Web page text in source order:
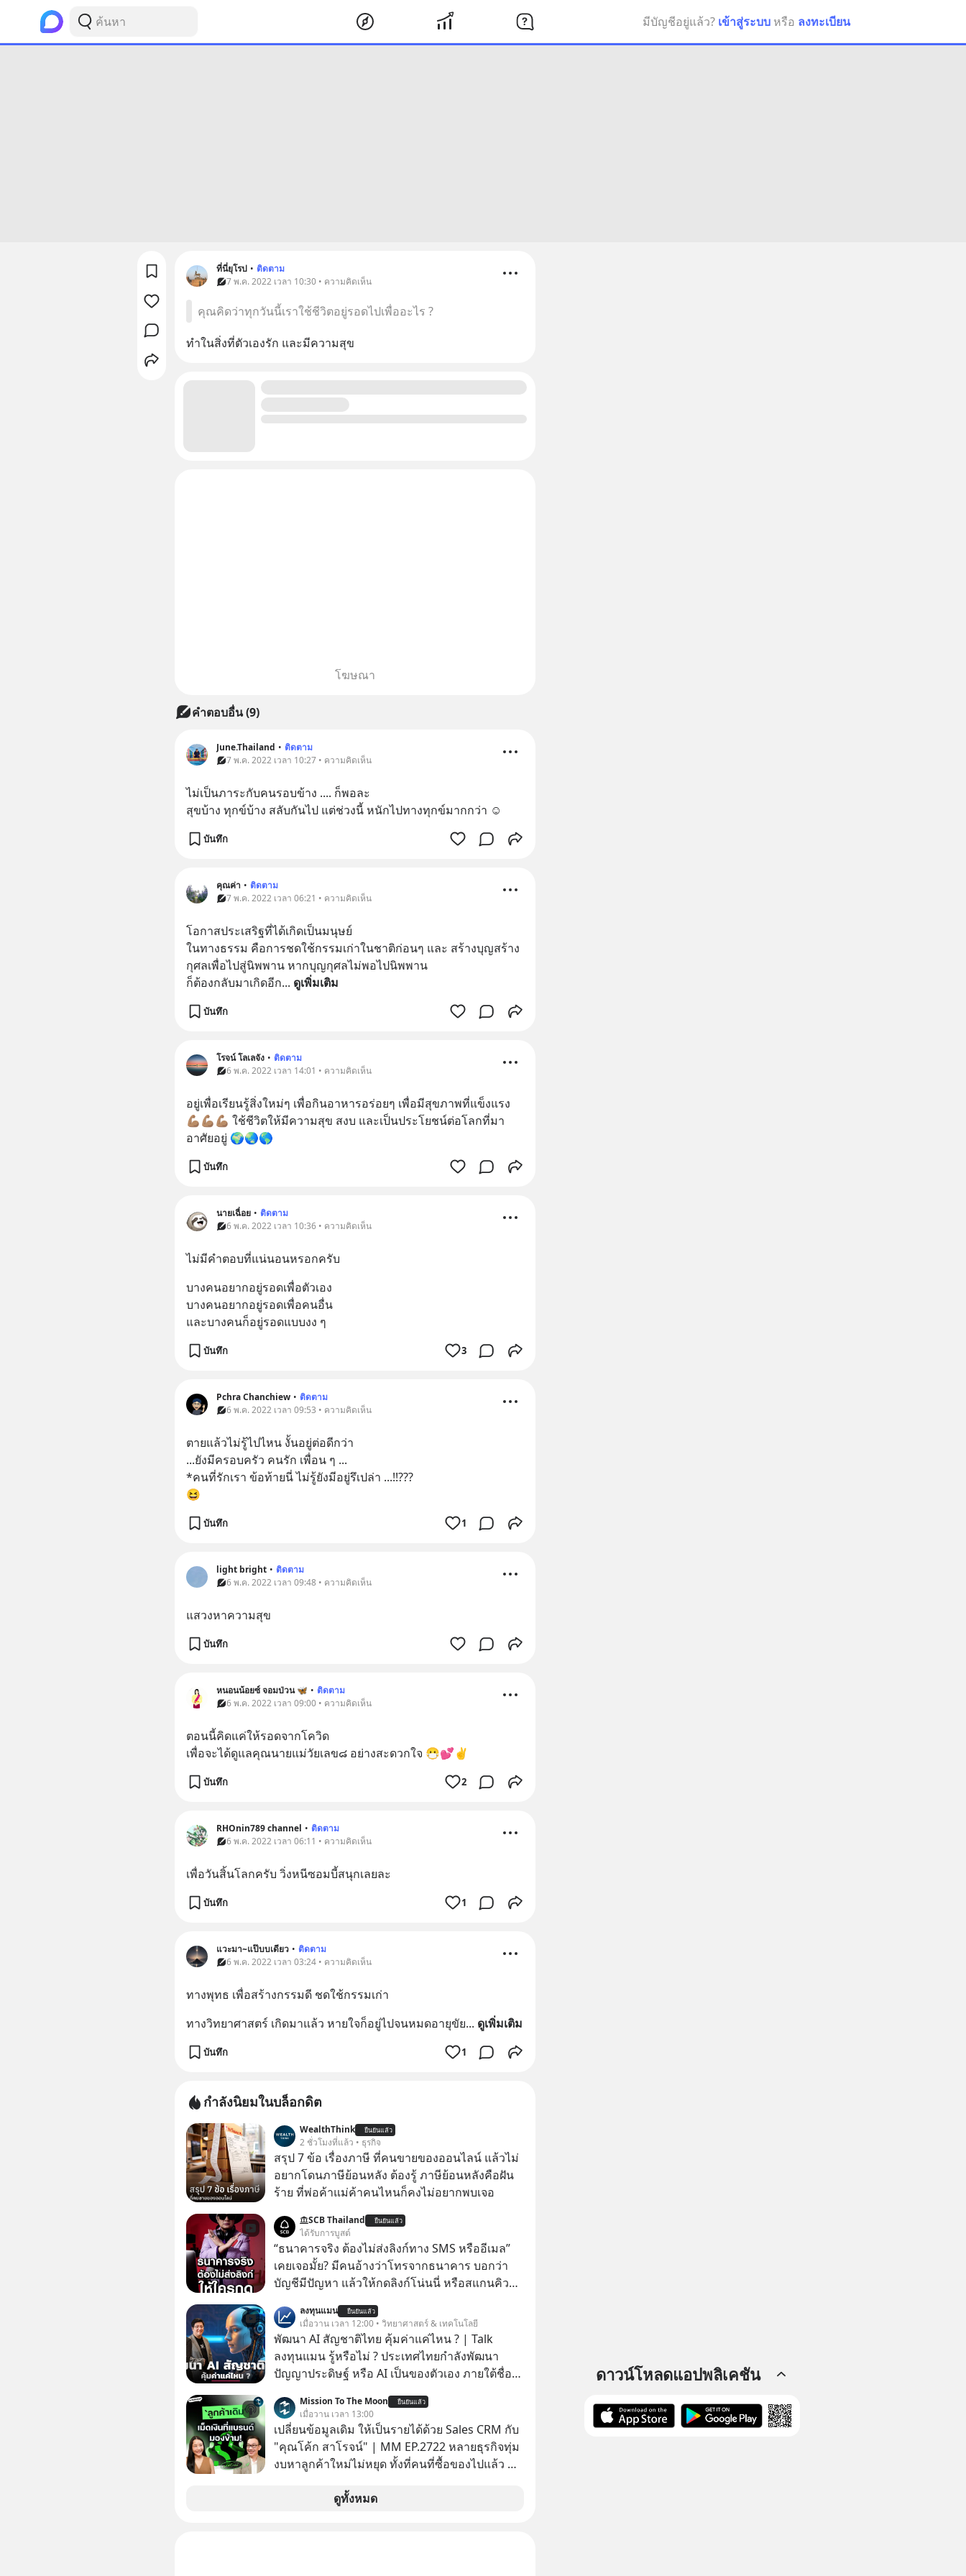
มีบัญชีอยู่แล้ว? เข้าสู่ระบบ หรือ ลงทะเบียน
ที่นี่ยุโรป • ติดตาม
7 พ.ค. 2022 เวลา 10:30 • ความคิดเห็น
คุณคิดว่าทุกวันนี้เราใช้ชีวิตอยู่รอดไปเพื่ออะไร ?
ทำในสิ่งที่ตัวเองรัก และมีความสุข
โฆษณา
คำตอบอื่น(9)
June.Thailand • ติดตาม
7 พ.ค. 2022 เวลา 10:27 • ความคิดเห็น
ไม่เป็นภาระกับคนรอบข้าง .... ก็พอละ
สุขบ้าง ทุกข์บ้าง สลับกันไป แต่ช่วงนี้ หนักไปทางทุกข์มากกว่า ☺️
บันทึก
คุณค่า • ติดตาม
7 พ.ค. 2022 เวลา 06:21 • ความคิดเห็น
โอกาสประเสริฐที่ได้เกิดเป็นมนุษย์
ในทางธรรม คือการชดใช้กรรมเก่าในชาติก่อนๆ และ สร้างบุญสร้าง
กุศลเพื่อไปสู่นิพพาน หากบุญกุศลไม่พอไปนิพพาน
ก็ต้องกลับมาเกิดอีก... ดูเพิ่มเติม
บันทึก
โรจน์ โลเลจัง • ติดตาม
6 พ.ค. 2022 เวลา 14:01 • ความคิดเห็น
อยู่เพื่อเรียนรู้สิ่งใหม่ๆ เพื่อกินอาหารอร่อยๆ เพื่อมีสุขภาพที่แข็งแรง
💪🏽💪🏽💪🏽 ใช้ชีวิตให้มีความสุข สงบ และเป็นประโยชน์ต่อโลกที่มา
อาศัยอยู่ 🌍🌏🌎
บันทึก
นายเฉื่อย • ติดตาม
6 พ.ค. 2022 เวลา 10:36 • ความคิดเห็น
ไม่มีคำตอบที่แน่นอนหรอกครับ
บางคนอยากอยู่รอดเพื่อตัวเอง
บางคนอยากอยู่รอดเพื่อคนอื่น
และบางคนก็อยู่รอดแบบงง ๆ
บันทึก 3
Pchra Chanchiew • ติดตาม
6 พ.ค. 2022 เวลา 09:53 • ความคิดเห็น
ตายแล้วไม่รู้ไปไหน งั้นอยู่ต่อดีกว่า
...ยังมีครอบครัว คนรัก เพื่อน ๆ ...
*คนที่รักเรา ข้อท้ายนี่ ไม่รู้ยังมีอยู่รึเปล่า ...!!???
😆
บันทึก 1
light bright • ติดตาม
6 พ.ค. 2022 เวลา 09:48 • ความคิดเห็น
แสวงหาความสุข
บันทึก
หนอนน้อยซ์ จอมป่วน 🦋 • ติดตาม
6 พ.ค. 2022 เวลา 09:00 • ความคิดเห็น
ตอนนี้คิดแค่ให้รอดจากโควิด
เพื่อจะได้ดูแลคุณนายแม่วัยเลข๘ อย่างสะดวกใจ 😷💕✌️
บันทึก 2
RHOnin789 channel • ติดตาม
6 พ.ค. 2022 เวลา 06:11 • ความคิดเห็น
เพื่อวันสิ้นโลกครับ วิ่งหนีซอมบี้สนุกเลยละ
บันทึก 1
แวะมา~แป๊บบเดียว • ติดตาม
6 พ.ค. 2022 เวลา 03:24 • ความคิดเห็น
ทางพุทธ เพื่อสร้างกรรมดี ชดใช้กรรมเก่า
ทางวิทยาศาสตร์ เกิดมาแล้ว หายใจก็อยู่ไปจนหมดอายุขัย... ดูเพิ่มเติม
บันทึก 1
กำลังนิยมในบล็อกดิต
WealthThink ยืนยันแล้ว
2 ชั่วโมงที่แล้ว • ธุรกิจ
สรุป 7 ข้อ เรื่องภาษี ที่คนขายของออนไลน์ แล้วไม่
อยากโดนภาษีย้อนหลัง ต้องรู้ ภาษีย้อนหลังคือฝัน
ร้าย ที่พ่อค้าแม่ค้าคนไหนก็คงไม่อยากพบเจอ
SCB Thailand ยืนยันแล้ว
ได้รับการบูสต์
“ธนาคารจริง ต้องไม่ส่งลิงก์ทาง SMS หรืออีเมล”
เคยเจอมั้ย? มีคนอ้างว่าโทรจากธนาคาร บอกว่า
บัญชีมีปัญหา แล้วให้กดลิงก์โน่นนี่ หรือสแกนคิว
หลอกลวงในคราบความน่าเชื่อถือกันค่ะ #แก้เกม
กลโกง #ป้าเก๋าเล่ากลโกง #LivesSustainably #อยู่
อย่างยั่งยืน #CyberSecurity #ป้าเก๋า
#FraudEducation #FinancialLiteracy
ลงทุนแมน ยืนยันแล้ว
เมื่อวาน เวลา 12:00 • วิทยาศาสตร์ & เทคโนโลยี
พัฒนา AI สัญชาติไทย คุ้มค่าแค่ไหน ? | Talk
ลงทุนแมน รู้หรือไม่ ? ประเทศไทยกำลังพัฒนา
ปัญญาประดิษฐ์ หรือ AI เป็นของตัวเอง ภายใต้ชื่อ
AI ที่เข้าใจภาษาไทย และบริบททางสังคมไทยได้
เป็นอย่างดี คำถามคือ การลงมือพัฒนา AI ของ
ประเทศจะคุ้มค่าแค่ไหน ? และหลังจากนำ
ThaiLLM มาใช้จริง จะเกิดอะไรขึ้นกับสังคมไทย
ธุรกิจไทย และเศรษฐกิจไทยบ้าง ? ร่วมวิเคราะห์
เรื่องนี้ผ่านมุมมองของ ดร.อภิวดี ปิยธรรมรงค์ ผู้
เชี่ยวชาญอาวุโสด้านบูรณาการข้อมูลและปัญญา
Mission To The Moon ยืนยันแล้ว
เมื่อวาน เวลา 13:00
เปลี่ยนข้อมูลเดิม ให้เป็นรายได้ด้วย Sales CRM กับ
"คุณโค้ก สาโรจน์" | MM EP.2722 หลายธุรกิจทุ่ม
งบหาลูกค้าใหม่ไม่หยุด ทั้งที่คนที่ซื้อของไปแล้ว คือ
หายไปโดยไม่รู้ตัว ใน Mission To The Moon EP
ดูทั้งหมด
ดาวน์โหลดแอปพลิเคชัน